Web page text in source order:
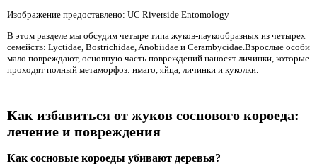
Изображение предоставлено: UC Riverside Entomology
В этом разделе мы обсудим четыре типа жуков-паукообразных из четырех
семейств: Lyctidae, Bostrichidae, Anobiidae и Cerambycidae.Взрослые особи
мало повреждают, основную часть повреждений наносят личинки, которые
проходят полный метаморфоз: имаго, яйца, личинки и куколки.
Как избавиться от жуков соснового короеда:
лечение и повреждения
Как сосновые короеды убивают деревья?